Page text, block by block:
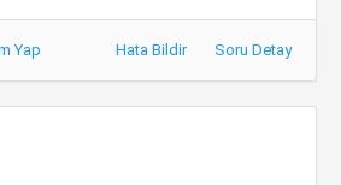
Yap Hata Bildir Soru Detay